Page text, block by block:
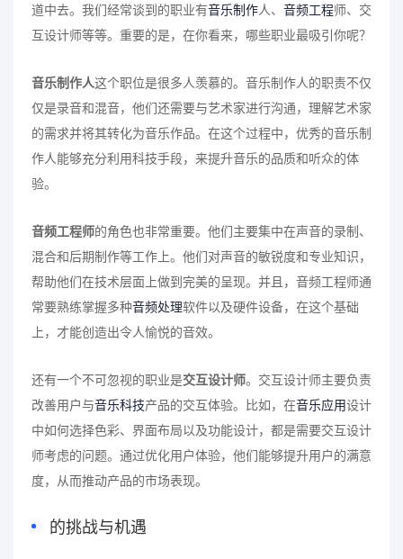
道中去。我们经常谈到的职业有音乐制作人、 音频工程师、交
互设计师等等。重要的是，在你看来，哪些职业最吸引你呢？
音乐制作人这个职位是很多人羡慕的。音乐制作人的职责不仅
仅是录音和混音，他们还需要与艺术家进行沟通，理解艺术家
的需求并将其转化为音乐作品。在这个过程中，优秀的音乐制
作人能够充分利用科技手段，来提升音乐的品质和听众的体
验。
音频工程师的角色也非常重要。他们主要集中在声音的录制、
混合和后期制作等工作上。他们对声音的敏锐度和专业知识，
帮助他们在技术层面上做到完美的呈现。并且，音频工程师通
常要熟练掌握多种音频处理软件以及硬件设备，在这个基础
上，才能创造出令人愉悦的音效。
还有一个不可忽视的职业是交互设计师。交互设计师主要负责
改善用户与音乐科技产品的交互体验。比如，在音乐应用设计
中如何选择色彩、界面布局以及功能设计，都是需要交互设计
师考虑的问题。通过优化用户体验，他们能够提升用户的满意
度，从而推动产品的市场表现。
的挑战与机遇